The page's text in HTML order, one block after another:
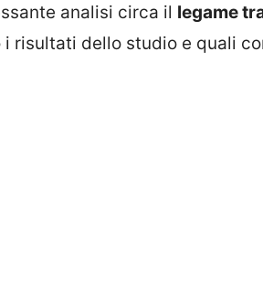
analisi circa il legame
i risultati dello studio e quali